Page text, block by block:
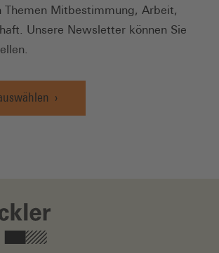
Themen Mitbestimmung, Arbeit,
Unsere Newsletter können Sie